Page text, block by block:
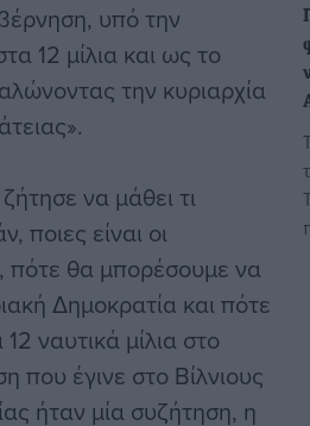
υπό την
12 μίλια και ως το
την κυριαρχία
να μάθει τι
ποιες είναι οι
πότε θα μπορέσουμε να
Δημοκρατία και πότε
ναυτικά μίλια στο
που έγινε στο Βίλνιους
ήταν μία συζήτηση, η